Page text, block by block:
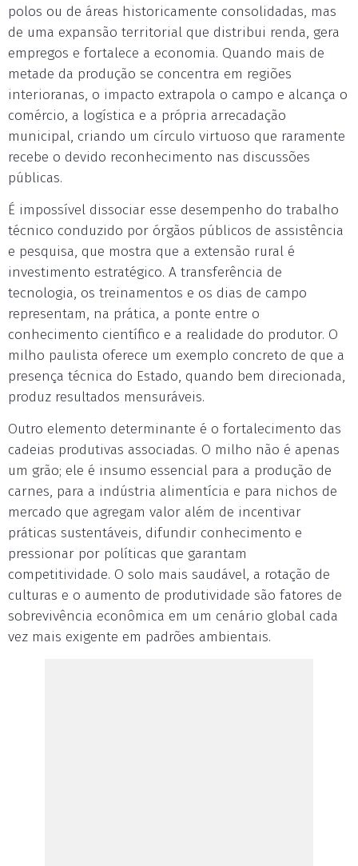
polos ou de áreas historicamente consolidadas, mas
de uma expansão territorial que distribui renda, gera
empregos e fortalece a economia. Quando mais de
metade da produção se concentra em regiões
interioranas, o impacto extrapola o campo e alcança o
comércio, a logística e a própria arrecadação
municipal, criando um círculo virtuoso que raramente
recebe o devido reconhecimento nas discussões
públicas.
É impossível dissociar esse desempenho do trabalho
técnico conduzido por órgãos públicos de assistência
e pesquisa, que mostra que a extensão rural é
investimento estratégico. A transferência de
tecnologia, os treinamentos e os dias de campo
representam, na prática, a ponte entre o
conhecimento científico e a realidade do produtor. O
milho paulista oferece um exemplo concreto de que a
presença técnica do Estado, quando bem direcionada,
produz resultados mensuráveis.
Outro elemento determinante é o fortalecimento das
cadeias produtivas associadas. O milho não é apenas
um grão; ele é insumo essencial para a produção de
carnes, para a indústria alimentícia e para nichos de
mercado que agregam valor além de incentivar
práticas sustentáveis, difundir conhecimento e
pressionar por políticas que garantam
competitividade. O solo mais saudável, a rotação de
culturas e o aumento de produtividade são fatores de
sobrevivência econômica em um cenário global cada
vez mais exigente em padrões ambientais.